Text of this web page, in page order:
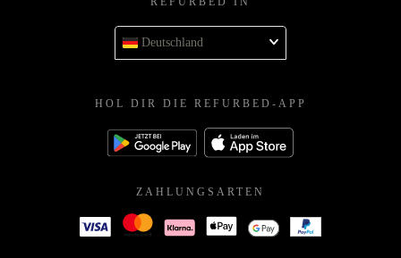
Deutschland
HOL DIR DIE REFURBED-APP
ZAHLUNGSARTEN